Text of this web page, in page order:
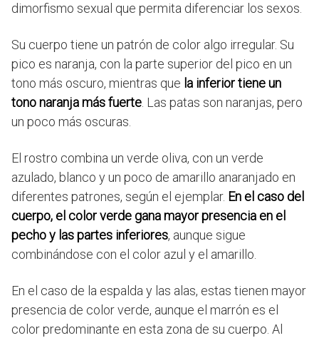
dimorfismo sexual que permita diferenciar los sexos.
Su cuerpo tiene un patrón de color algo irregular. Su
pico es naranja, con la parte superior del pico en un
tono más oscuro, mientras que la inferior tiene un
tono naranja más fuerte . Las patas son naranjas, pero
un poco más oscuras.
El rostro combina un verde oliva, con un verde
azulado, blanco y un poco de amarillo anaranjado en
diferentes patrones, según el ejemplar. En el caso del
cuerpo, el color verde gana mayor presencia en el
pecho y las partes inferiores, aunque sigue
combinándose con el color azul y el amarillo.
En el caso de la espalda y las alas, estas tienen mayor
presencia de color verde, aunque el marrón es el
color predominante en esta zona de su cuerpo. Al